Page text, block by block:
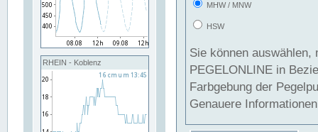
RHEIN - Koblenz
MHW / MNW
HSW
Sie können
PEGELONLINE in Beziehung
Farbgebung der
Genauere